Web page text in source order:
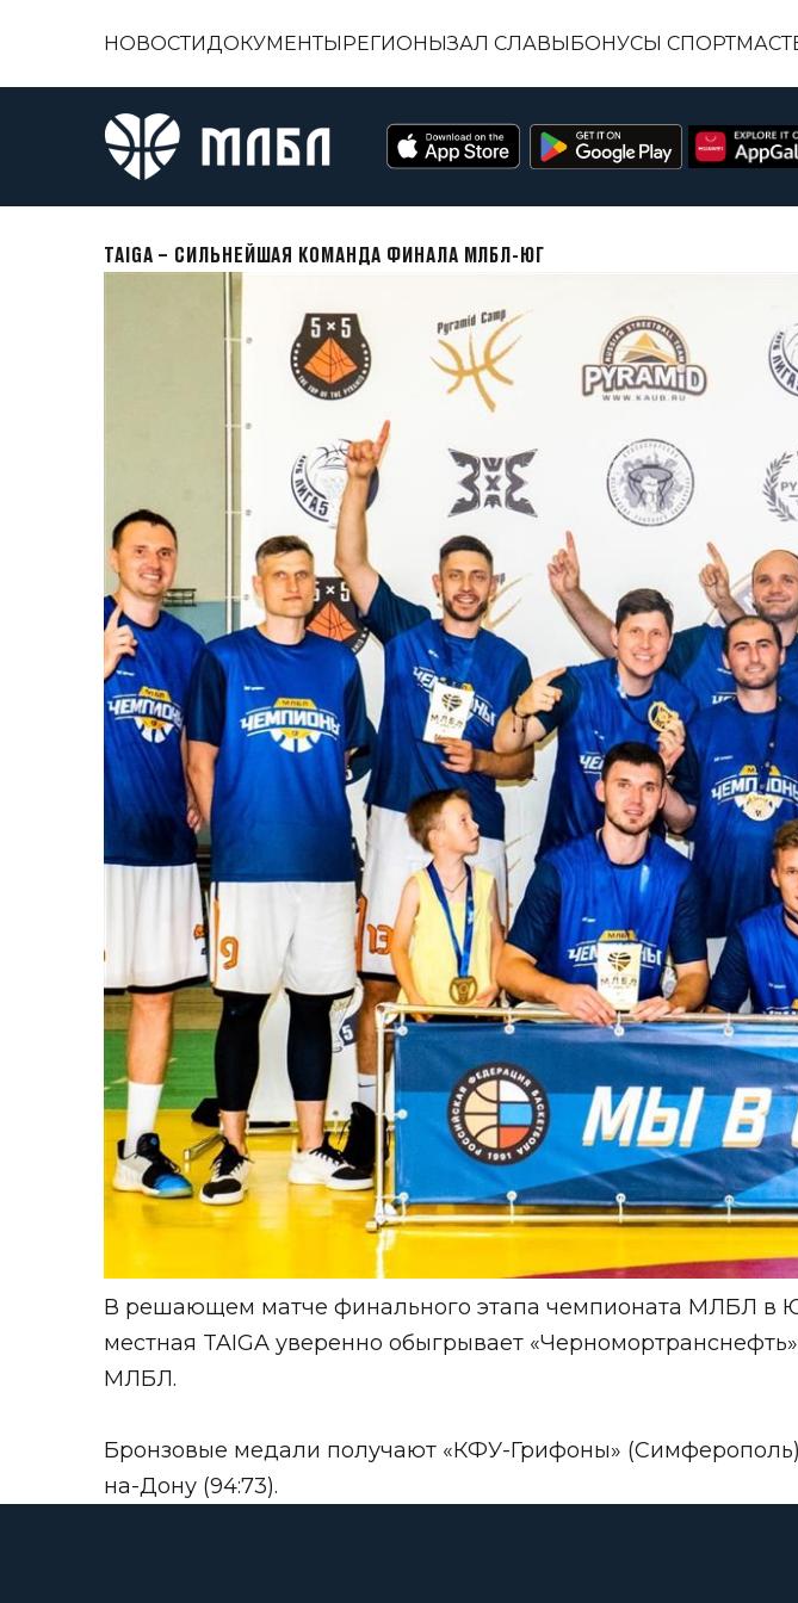
НОВОСТИДОКУМЕНТЫРЕГИОНЫЗАЛ СЛАВЫБОНУСЫ
TAIGA – СИЛЬНЕЙШАЯ КОМАНДА ФИНАЛА МЛБЛ-ЮГ
В решающем матче финального этапа чемпионата МЛБЛ в
местная TAIGA уверенно обыгрывает
МЛБЛ.
Бронзовые медали получают «КФУ-Грифоны» (Симферополь),
на-Дону (94:73).